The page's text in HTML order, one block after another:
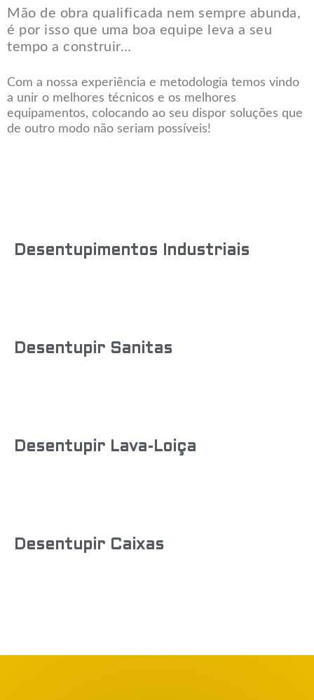
Mão de obra qualificada nem sempre abunda,
é por isso que uma boa equipe leva a seu
tempo a construir…
Com a nossa experiência e metodologia temos vindo
a unir o melhores técnicos e os melhores
equipamentos, colocando ao seu dispor soluções que
de outro modo não seriam possíveis!
Desentupimentos Industriais
Desentupir Sanitas
Desentupir Lava-Loiça
Desentupir Caixas